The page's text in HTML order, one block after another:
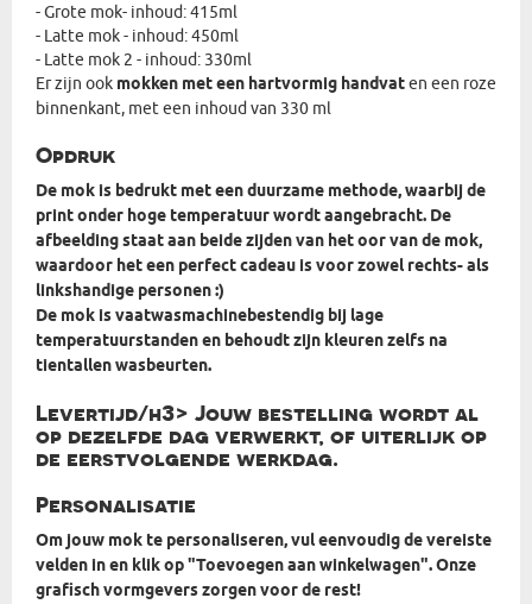
- Grote mok- inhoud: 415ml
- Latte mok - inhoud: 450ml
- Latte mok 2 - inhoud: 330ml
Er zijn ook mokken met een hartvormig handvaten een roze
binnenkant, met een inhoud van 330 ml
Opdruk
De mok is bedrukt met een duurzame methode, waarbij de
print onder hoge temperatuur wordt aangebracht. De
afbeelding staat aan beide zijden van het oor van de mok,
waardoor het een perfect cadeau is voor zowel rechts- als
linkshandige personen :)
De mok is vaatwasmachinebestendig bij lage
temperatuurstanden en behoudt zijn kleuren zelfs na
tientallen wasbeurten.
Levertijd/h3> Jouw bestelling wordt al
op dezelfde dag verwerkt, of uiterlijk op
de eerstvolgende werkdag.
Personalisatie
Om jouw mok te personaliseren, vul eenvoudig de vereiste
velden in en klik op "Toevoegen aan winkelwagen". Onze
grafisch vormgevers zorgen voor de rest!